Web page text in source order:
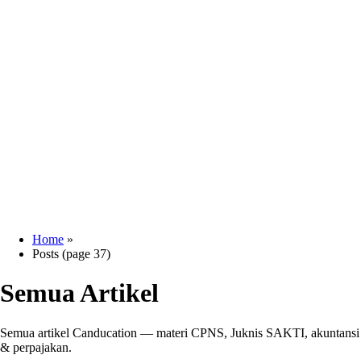
Home »
Posts (page 37)
Semua Artikel
Semua artikel Canducation — materi CPNS, Juknis SAKTI, akuntansi
& perpajakan.